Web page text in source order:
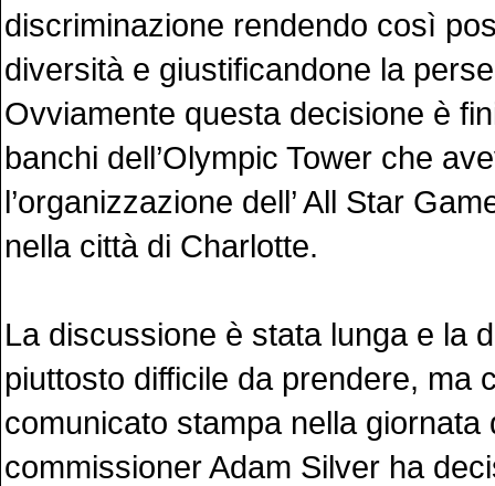
discriminazione rendendo così
diversità e giustificandone la
Ovviamente questa decisione è
banchi dell’Olympic Tower che
l’organizzazione dell’ All Star
nella città di Charlotte.
La discussione è stata lunga e la
piuttosto difficile da prendere, ma
comunicato stampa nella giornata
commissioner Adam Silver ha